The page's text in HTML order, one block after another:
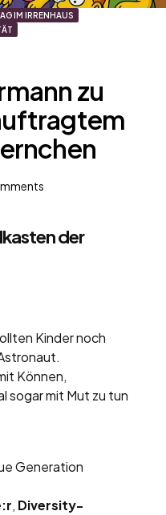
IM IRRENHAUS
zu
der
Kinder noch
Können,
sogar mit Mut zu tun
Generation
, Diversity-